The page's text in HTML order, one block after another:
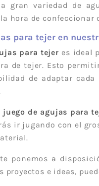
gran variedad de
hora de
para tejer en
para tejer es ideal
de tejer. Esto
de adaptar
juego de agujas para
ir jugando con el
te ponemos a
proyectos e ideas,